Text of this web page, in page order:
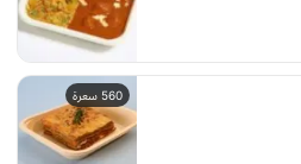
560 سعرة